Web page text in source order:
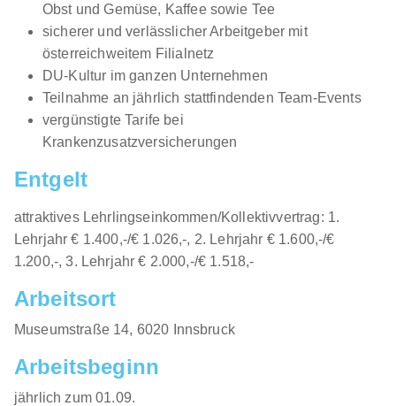
Obst und Gemüse, Kaffee sowie Tee
sicherer und verlässlicher Arbeitgeber mit
österreichweitem Filialnetz
DU-Kultur im ganzen Unternehmen
Teilnahme an jährlich stattfindenden Team-Events
vergünstigte Tarife bei
Krankenzusatzversicherungen
Entgelt
attraktives Lehrlingseinkommen/Kollektivvertrag: 1.
Lehrjahr € 1.400,-/€ 1.026,-, 2. Lehrjahr € 1.600,-/€
1.200,-, 3. Lehrjahr € 2.000,-/€ 1.518,-
Arbeitsort
​Museumstraße 14, 6020 Innsbruck​​
Arbeitsbeginn
jährlich zum 01.09.​